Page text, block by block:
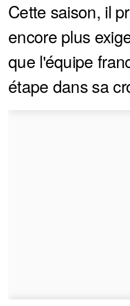
Cette saison, il
encore plus
que l'équipe
étape dans sa